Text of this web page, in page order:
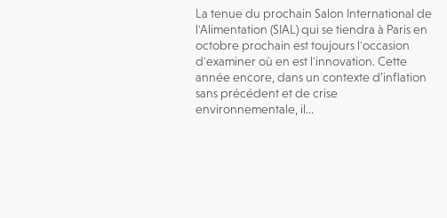
La tenue du prochain Salon International de
l'Alimentation (SIAL) qui se tiendra à Paris en
octobre prochain est toujours l'occasion
d'examiner où en est l'innovation. Cette
année encore, dans un contexte d’inflation
sans précédent et de crise
environnementale, il...